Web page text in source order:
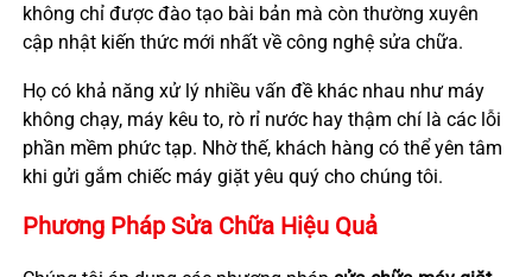
không chỉ được đào tạo bài bản mà còn thường xuyên
cập nhật kiến thức mới nhất về công nghệ sửa chữa.
Họ có khả năng xử lý nhiều vấn đề khác nhau như máy
không chạy, máy kêu to, rò rỉ nước hay thậm chí là các lỗi
phần mềm phức tạp. Nhờ thế, khách hàng có thể yên tâm
khi gửi gắm chiếc máy giặt yêu quý cho chúng tôi.
Phương Pháp Sửa Chữa Hiệu Quả